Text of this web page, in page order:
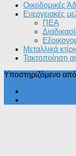
Οικοδομικές
Ενεργειακές
ΠΕΑ
Μεταλλικά
Τακτοποίηση
Υποστηριζόμενο από